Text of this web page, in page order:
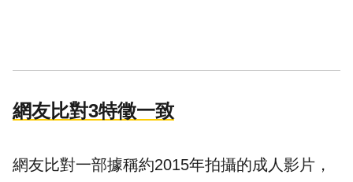
網友比對3特徵一致
網友比對一部據稱約2015年拍攝的成人影片，